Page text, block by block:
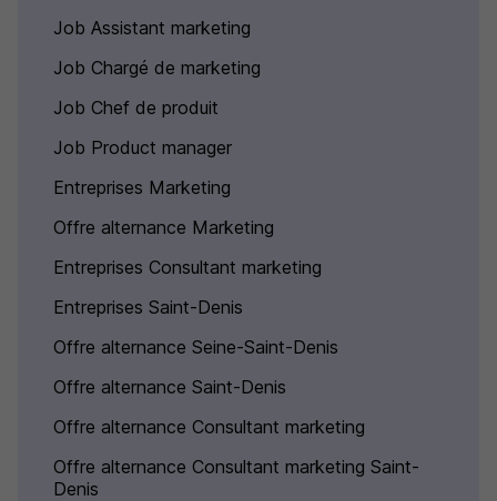
Job Assistant marketing
Job Chargé de marketing
Job Chef de produit
Job Product manager
Entreprises Marketing
Offre alternance Marketing
Entreprises Consultant marketing
Entreprises Saint-Denis
Offre alternance Seine-Saint-Denis
Offre alternance Saint-Denis
Offre alternance Consultant marketing
Offre alternance Consultant marketing Saint-
Denis